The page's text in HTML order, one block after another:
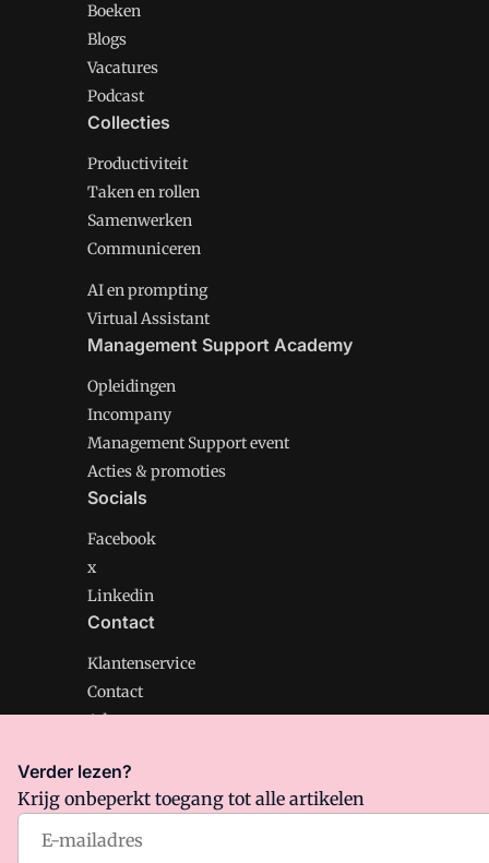
Boeken
Blogs
Vacatures
Podcast
Collecties
Productiviteit
Taken en rollen
Samenwerken
Communiceren
AI en prompting
Virtual Assistant
Management Support Academy
Opleidingen
Incompany
Management Support event
Acties & promoties
Socials
Facebook
x
Linkedin
Contact
Klantenservice
Contact
Adverteren
Management Support is onderdeel van VMN media.
Algemene Voorwaarden
Verder lezen?
Krijg onbeperkt toegang tot alle artikelen